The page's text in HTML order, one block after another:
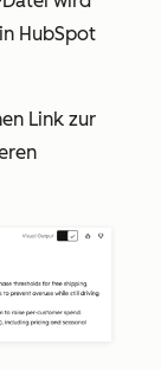
HubSpot
Link zur